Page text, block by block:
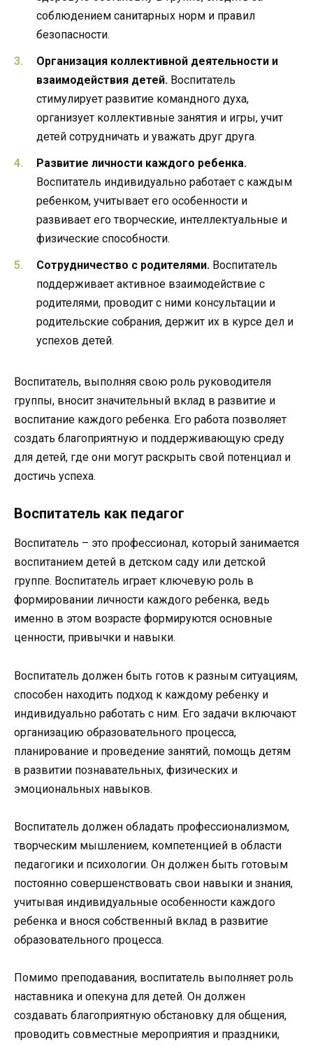
соблюдением санитарных норм и правил
безопасности.
Организация коллективной деятельности и
взаимодействия детей. Воспитатель
стимулирует развитие командного духа,
организует коллективные занятия и игры, учит
детей сотрудничать и уважать друг друга.
Развитие личности каждого ребенка.
Воспитатель индивидуально работает с каждым
ребенком, учитывает его особенности и
развивает его творческие, интеллектуальные и
физические способности.
Сотрудничество с родителями. Воспитатель
поддерживает активное взаимодействие с
родителями, проводит с ними консультации и
родительские собрания, держит их в курсе дел и
успехов детей.
Воспитатель, выполняя свою роль руководителя
группы, вносит значительный вклад в развитие и
воспитание каждого ребенка. Его работа позволяет
создать благоприятную и поддерживающую среду
для детей, где они могут раскрыть свой потенциал и
достичь успеха.
Воспитатель как педагог
Воспитатель – это профессионал, который занимается
воспитанием детей в детском саду или детской
группе. Воспитатель играет ключевую роль в
формировании личности каждого ребенка, ведь
именно в этом возрасте формируются основные
ценности, привычки и навыки.
Воспитатель должен быть готов к разным ситуациям,
способен находить подход к каждому ребенку и
индивидуально работать с ним. Его задачи включают
организацию образовательного процесса,
планирование и проведение занятий, помощь детям
в развитии познавательных, физических и
эмоциональных навыков.
Воспитатель должен обладать профессионализмом,
творческим мышлением, компетенцией в области
педагогики и психологии. Он должен быть готовым
постоянно совершенствовать свои навыки и знания,
учитывая индивидуальные особенности каждого
ребенка и внося собственный вклад в развитие
образовательного процесса.
Помимо преподавания, воспитатель выполняет роль
наставника и опекуна для детей. Он должен
создавать благоприятную обстановку для общения,
проводить совместные мероприятия и праздники,